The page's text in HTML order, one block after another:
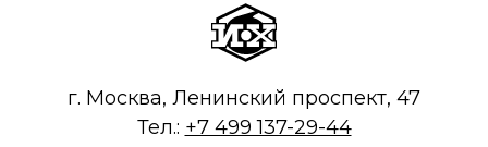
ЯМР-центр ИОХ РАН
г. Москва, Ленинский проспект, 47
Тел.: +7 499 137-29-44